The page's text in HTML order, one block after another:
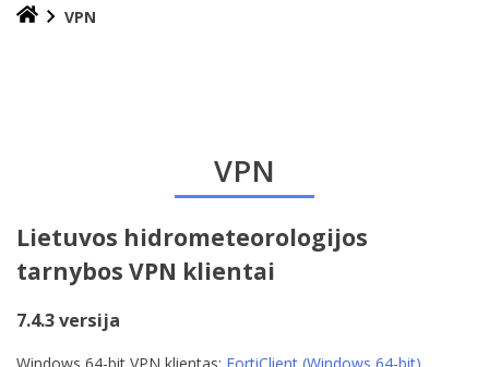
remove_circle_outline Sumažinti šriftą
Grąžinti
į
būseną
cached
VPN
VPN
Lietuvos hidrometeorologijos
tarnybos VPN klientai
7.4.3 versija